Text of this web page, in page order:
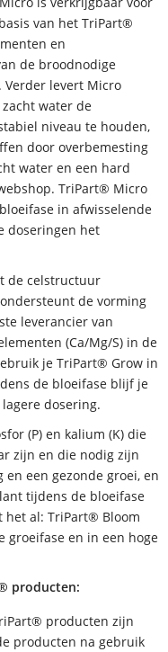
van het TriPart®
en
de broodnodige
Verder levert Micro
water de
niveau te houden,
door overbemesting
water en een hard
TriPart® Micro
in afwisselende
doseringen het
de celstructuur
de vorming
leverancier van
(Ca/Mg/S) in de
je TriPart® Grow in
de bloeifase blijf je
dosering.
(P) en kalium (K) die
zijn en die nodig zijn
een gezonde groei, en
tijdens de bloeifase
het al: TriPart® Bloom
groeifase en in een hoge
producten:
producten zijn
producten na gebruik